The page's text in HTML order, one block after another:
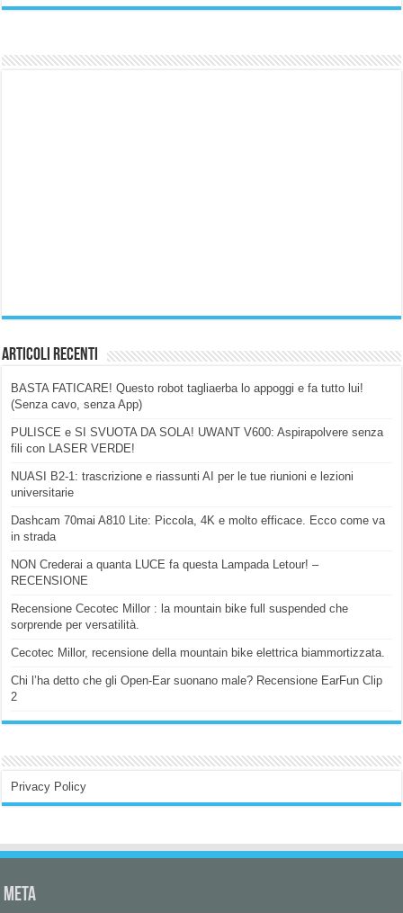
Articoli Recenti
BASTA FATICARE! Questo robot tagliaerba lo appoggi e fa tutto lui!
(Senza cavo, senza App)
PULISCE e SI SVUOTA DA SOLA! UWANT V600: Aspirapolvere senza
fili con LASER VERDE!
NUASI B2-1: trascrizione e riassunti AI per le tue riunioni e lezioni
universitarie
Dashcam 70mai A810 Lite: Piccola, 4K e molto efficace. Ecco come va
in strada
NON Crederai a quanta LUCE fa questa Lampada Letour! –
RECENSIONE
Recensione Cecotec Millor : la mountain bike full suspended che
sorprende per versatilità.
Cecotec Millor, recensione della mountain bike elettrica biammortizzata.
Chi l’ha detto che gli Open-Ear suonano male? Recensione EarFun Clip
2
Privacy Policy
Meta